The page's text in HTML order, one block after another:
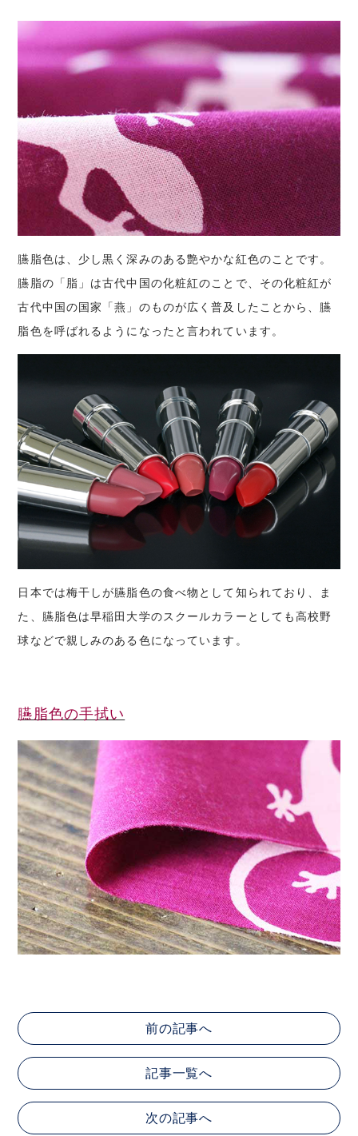
臙脂色は、少し黒く深みのある艶やかな紅色のことです。
臙脂の「脂」は古代中国の化粧紅のことで、その化粧紅が
古代中国の国家「燕」のものが広く普及したことから、臙
脂色を呼ばれるようになったと言われています。
日本では梅干しが臙脂色の食べ物として知られており、ま
た、臙脂色は早稲田大学のスクールカラーとしても高校野
球などで親しみのある色になっています。
臙脂色の手拭い
前の記事へ
記事一覧へ
次の記事へ